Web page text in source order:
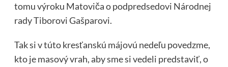
tomu výroku Matoviča o podpredsedovi Národnej
rady Tiborovi Gašparovi.
Tak si v túto kresťanskú májovú nedeľu povedzme,
kto je masový vrah, aby sme si vedeli predstaviť, o